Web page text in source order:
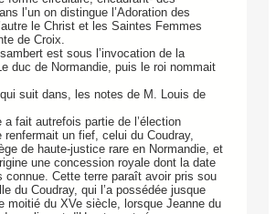
l’un on distingue l’Adoration des
le Christ et les Saintes Femmes
de Croix.
est sous l’invocation de la
duc de Normandie, puis le roi nommait
suit dans, les notes de M. Louis de
a fait autrefois partie de l’élection
renfermait un fief, celui du Coudray,
de haute-justice rare en Normandie, et
une concession royale dont la date
connue. Cette terre paraît avoir pris sou
du Coudray, qui l’a possédée jusque
moitié du XVe siècle, lorsque Jeanne du